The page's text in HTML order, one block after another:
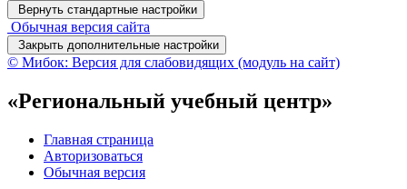
Вернуть стандартные настройки
Обычная версия сайта
Закрыть дополнительные настройки
© Мибок: Версия для слабовидящих (модуль на сайт)
«Региональный учебный центр»
Главная страница
Авторизоваться
Обычная версия